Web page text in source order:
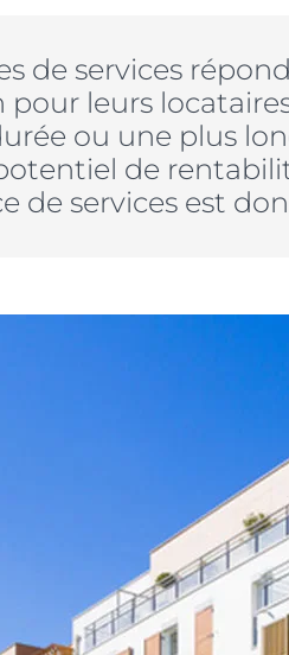
de services
leurs
ou une plus
de
de services est